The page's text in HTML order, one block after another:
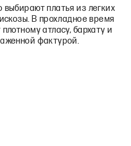
платья из легких
В прохладное время
атласу, бархату и
фактурой.